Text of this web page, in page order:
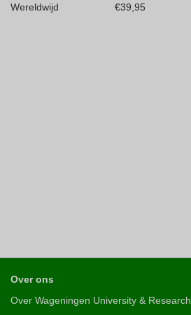
Wereldwijd €39,95
Over ons
Over Wageningen University & Research